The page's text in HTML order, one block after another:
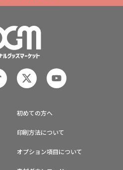
初めての方へ
印刷方法について
オプション項目について